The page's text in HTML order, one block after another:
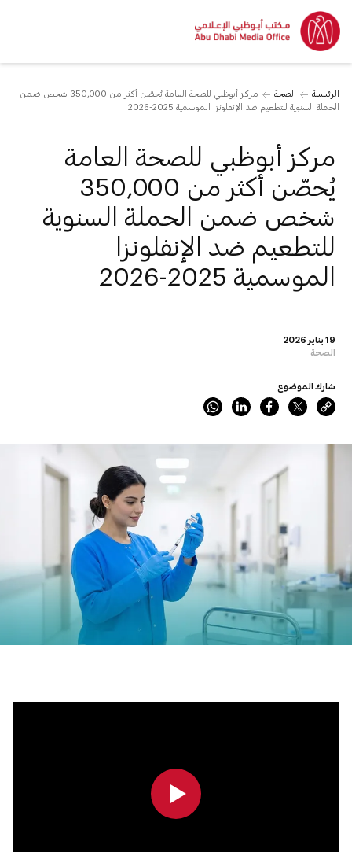
الرئيسية الصحة
مركز أبوظبي للصحة العامة يُحصّن أكثر من 350,000 شخص ضمن
الحملة السنوية للتطعيم ضد الإنفلونزا الموسمية 2025-2026
19 يناير 2026
الصحة
مركز أبوظبي للصحة العامة
يُحصّن أكثر من 350,000
شخص ضمن الحملة السنوية
للتطعيم ضد الإنفلونزا
الموسمية 2025-2026
شارك الموضوع